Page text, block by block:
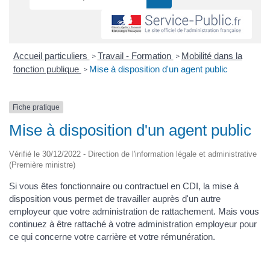
Accueil particuliers > Travail - Formation > Mobilité dans la
fonction publique > Mise à disposition d'un agent public
Fiche pratique
Mise à disposition d'un agent public
Vérifié le 30/12/2022 - Direction de l'information légale et administrative
(Première ministre)
Si vous êtes fonctionnaire ou contractuel en CDI, la mise à
disposition vous permet de travailler auprès d'un autre
employeur que votre administration de rattachement. Mais vous
continuez à être rattaché à votre administration employeur pour
ce qui concerne votre carrière et votre rémunération.